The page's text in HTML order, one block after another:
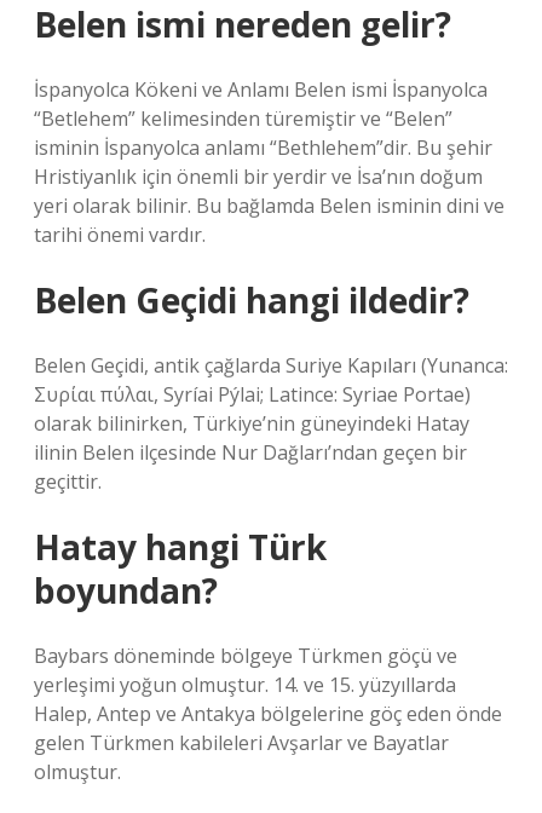
Belen ismi nereden gelir?
İspanyolca Kökeni ve Anlamı Belen ismi İspanyolca
“Betlehem” kelimesinden türemiştir ve “Belen”
isminin İspanyolca anlamı “Bethlehem”dir. Bu şehir
Hristiyanlık için önemli bir yerdir ve İsa’nın doğum
yeri olarak bilinir. Bu bağlamda Belen isminin dini ve
tarihi önemi vardır.
Belen Geçidi hangi ildedir?
Belen Geçidi, antik çağlarda Suriye Kapıları (Yunanca:
Συρίαι πύλαι, Syríai Pýlai; Latince: Syriae Portae)
olarak bilinirken, Türkiye’nin güneyindeki Hatay
ilinin Belen ilçesinde Nur Dağları’ndan geçen bir
geçittir.
Hatay hangi Türk
boyundan?
Baybars döneminde bölgeye Türkmen göçü ve
yerleşimi yoğun olmuştur. 14. ve 15. yüzyıllarda
Halep, Antep ve Antakya bölgelerine göç eden önde
gelen Türkmen kabileleri Avşarlar ve Bayatlar
olmuştur.